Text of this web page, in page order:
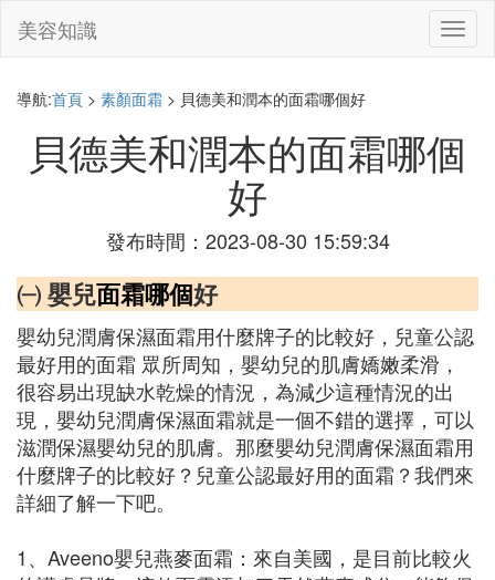
切
換
美容知識
導航:首頁 > 素顏面霜 > 貝德美和潤本的面霜哪個好
貝德美和潤本的面霜哪個
好
發布時間：2023-08-30 15:59:34
㈠ 嬰兒面霜哪個好
嬰幼兒潤膚保濕面霜用什麼牌子的比較好，兒童公認
最好用的面霜 眾所周知，嬰幼兒的肌膚嬌嫩柔滑，
很容易出現缺水乾燥的情況，為減少這種情況的出
現，嬰幼兒潤膚保濕面霜就是一個不錯的選擇，可以
滋潤保濕嬰幼兒的肌膚。那麼嬰幼兒潤膚保濕面霜用
什麼牌子的比較好？兒童公認最好用的面霜？我們來
詳細了解一下吧。
1、Aveeno嬰兒燕麥面霜：來自美國，是目前比較火